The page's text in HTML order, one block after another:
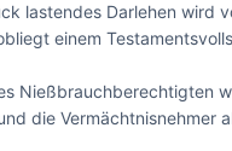
lastendes Darlehen wird
einem
Nießbrauchberechtigten
die Vermächtnisnehmer